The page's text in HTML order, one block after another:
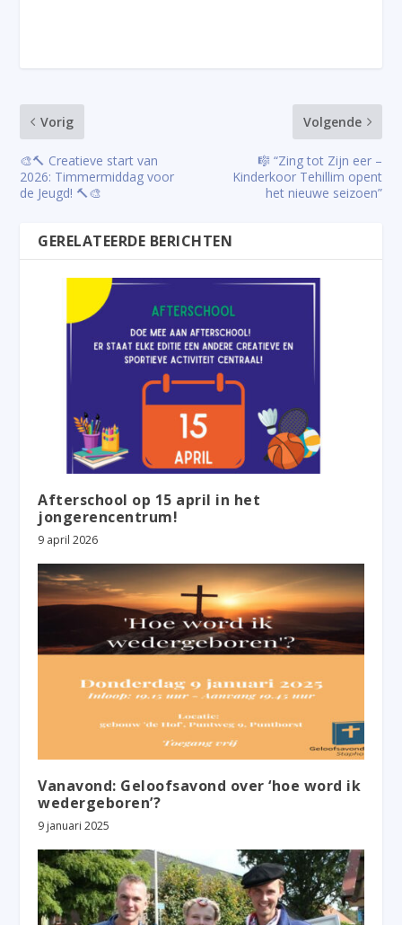
Vorig
🎨🔨 Creatieve start van
2026: Timmermiddag voor
de Jeugd! 🔨🎨
Volgende
🎼 “Zing tot Zijn eer –
Kinderkoor Tehillim opent
het nieuwe seizoen”
GERELATEERDE BERICHTEN
Afterschool op 15 april in het
jongerencentrum!
9 april 2026
Vanavond: Geloofsavond over ‘hoe word ik
wedergeboren’?
9 januari 2025